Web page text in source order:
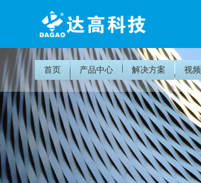
首页 产品中心 解决方案 视频